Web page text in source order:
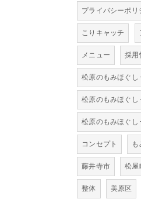
プライバシーポリ
こりキャッチ
メニュー 採用
松原のもみほぐし
松原のもみほぐし
松原のもみほぐし
コンセプト も
藤井寺市 松屋
整体 美原区